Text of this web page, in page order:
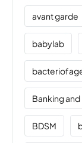
avant garde
babylab
Banking and
BDSM